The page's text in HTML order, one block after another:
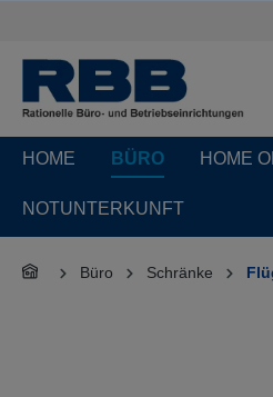
HOME BÜRO HOME
NOTUNTERKUNFT
Büro Schränke